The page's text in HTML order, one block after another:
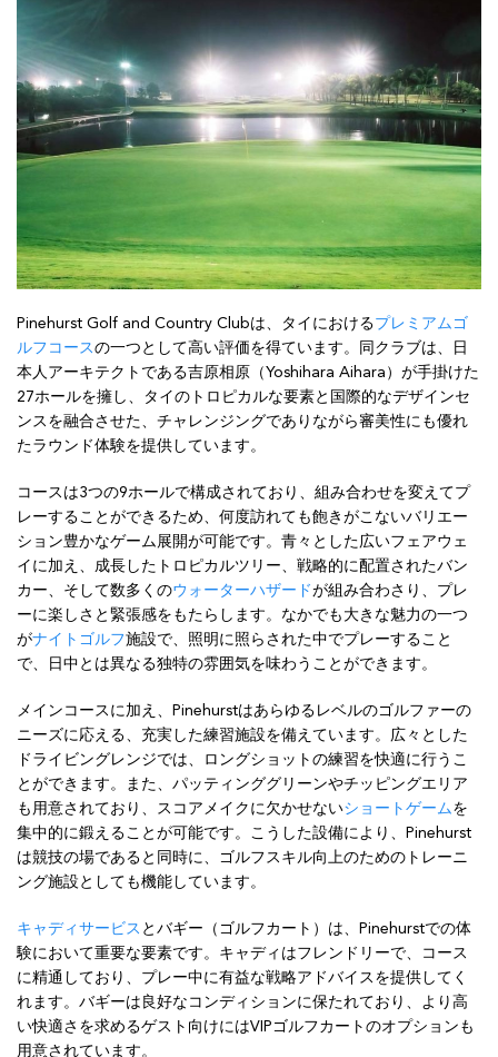
Pinehurst Golf and Country Clubは、タイにおけるプレミアムゴ
ルフコースの一つとして高い評価を得ています。同クラブは、日
本人アーキテクトである吉原相原（Yoshihara Aihara）が手掛けた
27ホールを擁し、タイのトロピカルな要素と国際的なデザインセ
ンスを融合させた、チャレンジングでありながら審美性にも優れ
たラウンド体験を提供しています。
コースは3つの9ホールで構成されており、組み合わせを変えてプ
レーすることができるため、何度訪れても飽きがこないバリエー
ション豊かなゲーム展開が可能です。青々とした広いフェアウェ
イに加え、成長したトロピカルツリー、戦略的に配置されたバン
カー、そして数多くのウォーターハザードが組み合わさり、プレ
ーに楽しさと緊張感をもたらします。なかでも大きな魅力の一つ
がナイトゴルフ施設で、照明に照らされた中でプレーすること
で、日中とは異なる独特の雰囲気を味わうことができます。
メインコースに加え、Pinehurstはあらゆるレベルのゴルファーの
ニーズに応える、充実した練習施設を備えています。広々とした
ドライビングレンジでは、ロングショットの練習を快適に行うこ
とができます。また、パッティンググリーンやチッピングエリア
も用意されており、スコアメイクに欠かせないショートゲーム を
集中的に鍛えることが可能です。こうした設備により、Pinehurst
は競技の場であると同時に、ゴルフスキル向上のためのトレーニ
ング施設としても機能しています。
キャディサービス とバギー（ゴルフカート）は、Pinehurstでの体
験において重要な要素です。キャディはフレンドリーで、コース
に精通しており、プレー中に有益な戦略アドバイスを提供してく
れます。バギーは良好なコンディションに保たれており、より高
い快適さを求めるゲスト向けにはVIPゴルフカートのオプションも
用意されています。